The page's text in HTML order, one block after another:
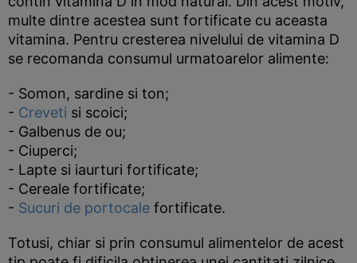
multe dintre acestea sunt fortificate cu aceasta
vitamina. Pentru cresterea nivelului de vitamina D
se recomanda consumul urmatoarelor alimente:
- Somon, sardine si ton;
- Creveti si scoici;
- Galbenus de ou;
- Ciuperci;
- Lapte si iaurturi fortificate;
- Cereale fortificate;
- Sucuri de portocale fortificate.
Totusi, chiar si prin consumul alimentelor de acest